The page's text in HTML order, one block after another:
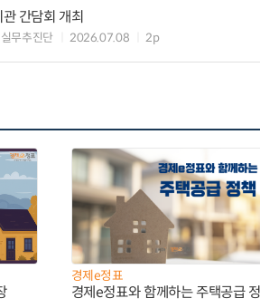
간담회 개최
무추진단 2026.07.08 2p
경제e정표
경제e정표와 함께하는 주택공급